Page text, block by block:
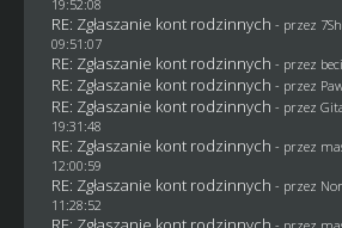
19:52:08
RE: Zgłaszanie kont rodzinnych - przez
09:51:07
RE: Zgłaszanie kont rodzinnych - przez
RE: Zgłaszanie kont rodzinnych - przez
RE: Zgłaszanie kont rodzinnych - przez
19:31:48
RE: Zgłaszanie kont rodzinnych - przez
12:00:59
RE: Zgłaszanie kont rodzinnych - przez
11:28:52